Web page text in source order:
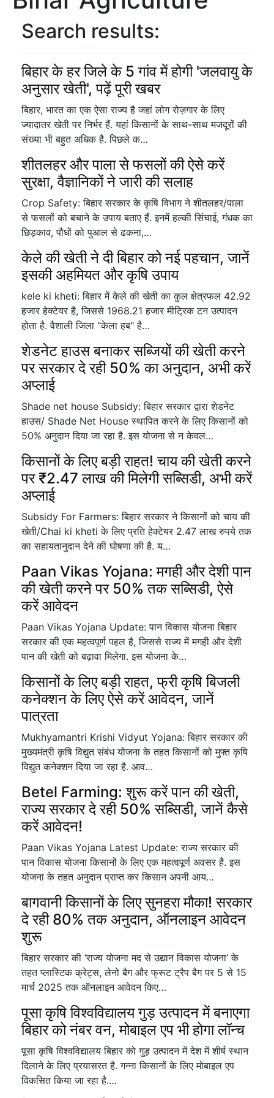
Search results:
बिहार के हर जिले के 5 गांव में होगी 'जलवायु के
अनुसार खेती', पढ़ें पूरी खबर
बिहार, भारत का एक ऐसा राज्य है जहां लोग रोज़गार के लिए
ज्यादातर खेती पर निर्भर हैं. यहां किसानों के साथ-साथ मजदूरों की
संख्या भी बहुत अधिक है. पिछले क…
शीतलहर और पाला से फसलों की ऐसे करें
सुरक्षा, वैज्ञानिकों ने जारी की सलाह
Crop Safety: बिहार सरकार के कृषि विभाग ने शीतलहर/पाला
से फसलों को बचाने के उपाय बताए हैं. इनमें हल्की सिंचाई, गंधक का
छिड़काव, पौधों को पुआल से ढकना,…
केले की खेती ने दी बिहार को नई पहचान, जानें
इसकी अहमियत और कृषि उपाय
kele ki kheti: बिहार में केले की खेती का कुल क्षेत्रफल 42.92
हजार हेक्टेयर है, जिससे 1968.21 हजार मीट्रिक टन उत्पादन
होता है. वैशाली जिला "केला हब" है…
शेडनेट हाउस बनाकर सब्जियों की खेती करने
पर सरकार दे रही 50% का अनुदान, अभी करें
अप्लाई
Shade net house Subsidy: बिहार सरकार द्वारा शेडनेट
हाउस/ Shade Net House स्थापित करने के लिए किसानों को
50% अनुदान दिया जा रहा है. इस योजना से न केवल…
किसानों के लिए बड़ी राहत! चाय की खेती करने
पर ₹2.47 लाख की मिलेगी सब्सिडी, अभी करें
अप्लाई
Subsidy For Farmers: बिहार सरकार ने किसानों को चाय की
खेती/Chai ki kheti के लिए प्रति हेक्टेयर 2.47 लाख रुपये तक
का सहायतानुदान देने की घोषणा की है. य…
Paan Vikas Yojana: मगही और देशी पान
की खेती करने पर 50% तक सब्सिडी, ऐसे
करें आवेदन
Paan Vikas Yojana Update: पान विकास योजना बिहार
सरकार की एक महत्वपूर्ण पहल है, जिससे राज्य में मगही और देशी
पान की खेती को बढ़ावा मिलेगा. इस योजना के…
किसानों के लिए बड़ी राहत, फ्री कृषि बिजली
कनेक्शन के लिए ऐसे करें आवेदन, जानें
पात्रता
Mukhyamantri Krishi Vidyut Yojana: बिहार सरकार की
मुख्यमंत्री कृषि विद्युत संबंध योजना के तहत किसानों को मुफ्त कृषि
विद्युत कनेक्शन दिया जा रहा है. आव…
Betel Farming: शुरू करें पान की खेती,
राज्य सरकार दे रही 50% सब्सिडी, जानें कैसे
करें आवेदन!
Paan Vikas Yojana Latest Update: राज्य सरकार की
पान विकास योजना किसानों के लिए एक महत्वपूर्ण अवसर है. इस
योजना के तहत अनुदान प्राप्त कर किसान अपनी आय…
बागवानी किसानों के लिए सुनहरा मौका! सरकार
दे रही 80% तक अनुदान, ऑनलाइन आवेदन
शुरू
बिहार सरकार की ‘राज्य योजना मद से उद्यान विकास योजना’ के
तहत प्लास्टिक क्रेट्स, लेनो बैग और फ्रूट ट्रैप बैग पर 5 से 15
मार्च 2025 तक ऑनलाइन आवेदन किए…
पूसा कृषि विश्वविद्यालय गुड़ उत्पादन में बनाएगा
बिहार को नंबर वन, मोबाइल एप भी होगा लॉन्च
पूसा कृषि विश्वविद्यालय बिहार को गुड़ उत्पादन में देश में शीर्ष स्थान
दिलाने के लिए प्रयासरत है. गन्ना किसानों के लिए मोबाइल एप
विकसित किया जा रहा है.…